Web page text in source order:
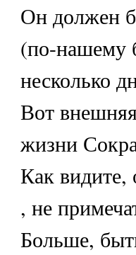
Он должен
(по-нашему
несколько
Вот
жизни
Как
, не
Больше,